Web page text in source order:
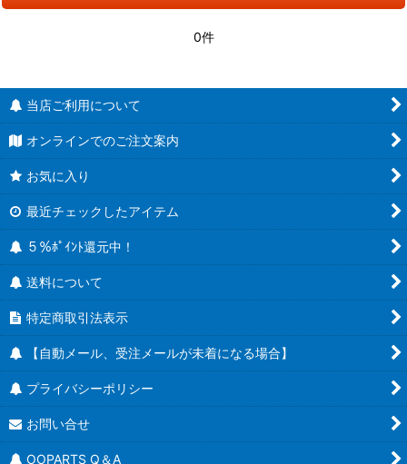
0件
当店ご利用について
オンラインでのご注文案内
お気に入り
最近チェックしたアイテム
５％ﾎﾟｲﾝﾄ還元中！
送料について
特定商取引法表示
【自動メール、受注メールが未着になる場合】
プライバシーポリシー
お問い合せ
OOPARTS Q＆A